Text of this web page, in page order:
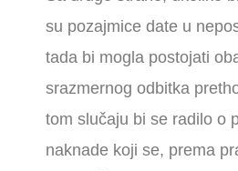
su pozajmice date u
tada bi mogla postojati
srazmernog odbitka
tom slučaju bi se radilo o
naknade koji se, prema